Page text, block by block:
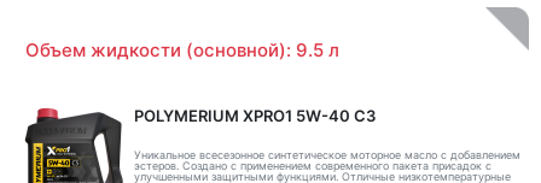
Объем жидкости (основной): 9.5 л
POLYMERIUM XPRO1 5W-40 C3
Уникальное всесезонное синтетическое моторное масло с добавлением
эстеров. Создано с применением современного пакета присадок с
улучшенными защитными функциями. Отличные низкотемпературные